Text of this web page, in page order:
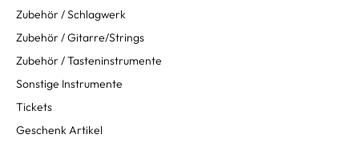
Zubehör / Schlagwerk
Zubehör / Gitarre/Strings
Zubehör / Tasteninstrumente
Sonstige Instrumente
Tickets
Geschenk Artikel